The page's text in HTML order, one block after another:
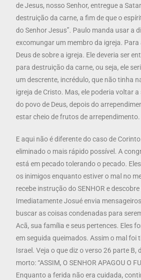
de Jesus, nosso Senhor, entregue a
destruição da carne, a fim de que o
do Senhor Jesus”. Paulo manda usar a
excomungar um membro da igreja.
Deus de sobre a igreja. Ele deveria ser
para destruição da carne, ou seja, ele
um descrente, incrédulo, que não tinha
igreja de Cristo. Mas, ele poderia voltar
do povo de Deus, depois do
estar cheio de frutos de arrependimento.
E aqui não é diferente do caso de
eliminado o mais rápido possível. A
está em pecado tolerando o pecado.
os inimigos enquanto estiver o mal no
recebe instrução do SENHOR e descobre
Imediatamente Josué envia
buscar as coisas condenadas para
Acã, sua família e seus pertences. Eles
em seguida queimados. Assim o mal foi
Israel. Veja o que diz o verso 26 parte B,
morto: “ASSIM, O SENHOR APAGOU O
Enquanto a ferida não era cuidada,